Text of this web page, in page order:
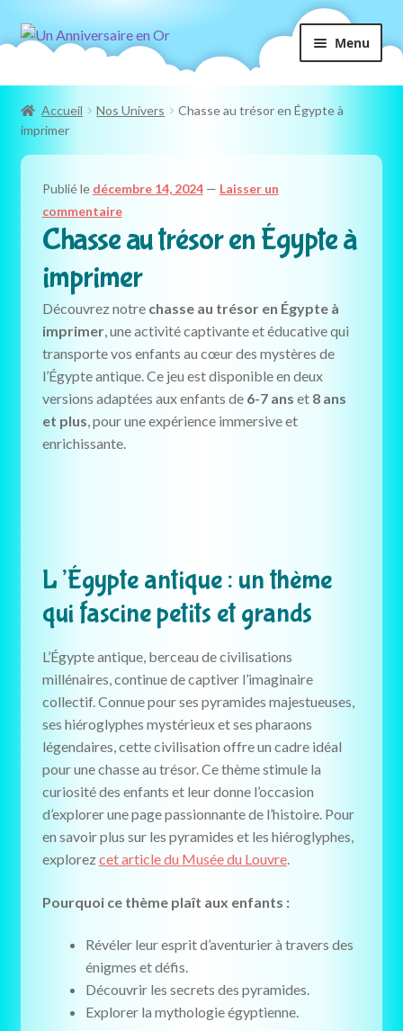
Aller
navigation
Aller
Menu
Accueil Nos Univers
Chasse au trésor en Égypte à
imprimer
Publié le décembre 14, 2024 — Laisser un
commentaire
Chasse au trésor en Égypte à
imprimer
Découvrez notre chasse au trésor en Égypte à
imprimer, une activité captivante et éducative qui
transporte vos enfants au cœur des mystères de
l’Égypte antique. Ce jeu est disponible en deux
versions adaptées aux enfants de 6-7 ans et 8 ans
et plus, pour une expérience immersive et
enrichissante.
L’Égypte antique : un thème
qui fascine petits et grands
L’Égypte antique, berceau de civilisations
millénaires, continue de captiver l’imaginaire
collectif. Connue pour ses pyramides majestueuses,
ses hiéroglyphes mystérieux et ses pharaons
légendaires, cette civilisation offre un cadre idéal
pour une chasse au trésor. Ce thème stimule la
curiosité des enfants et leur donne l’occasion
d’explorer une page passionnante de l’histoire. Pour
en savoir plus sur les pyramides et les hiéroglyphes,
explorez cet article du Musée du Louvre.
Pourquoi ce thème plaît aux enfants :
Révéler leur esprit d’aventurier à travers des
énigmes et défis.
Découvrir les secrets des pyramides.
Explorer la mythologie égyptienne.